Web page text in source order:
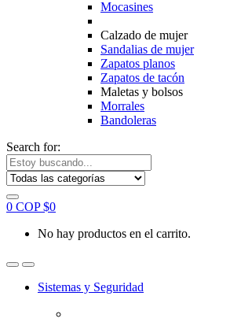
Mocasines
Calzado de mujer
Sandalias de mujer
Zapatos planos
Zapatos de tacón
Maletas y bolsos
Morrales
Bandoleras
Search for:
0 COP $0
No hay productos en el carrito.
Sistemas y Seguridad